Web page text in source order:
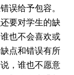
误给予包容。
要对学生的缺
也不会喜欢或
点和错误有所
，谁也不愿意